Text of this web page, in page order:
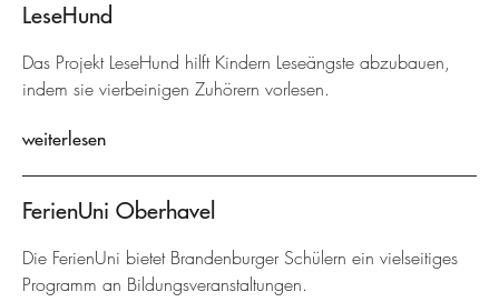
LeseHund
Das Projekt LeseHund hilft Kindern Leseängste abzubauen,
indem sie vierbeinigen Zuhörern vorlesen.
weiterlesen
FerienUni Oberhavel
Die FerienUni bietet Brandenburger Schülern ein vielseitiges
Programm an Bildungsveranstaltungen.